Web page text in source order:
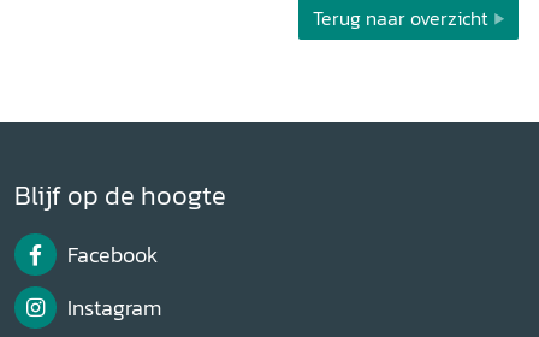
Terug naar overzicht
Blijf op de hoogte
Facebook
Instagram